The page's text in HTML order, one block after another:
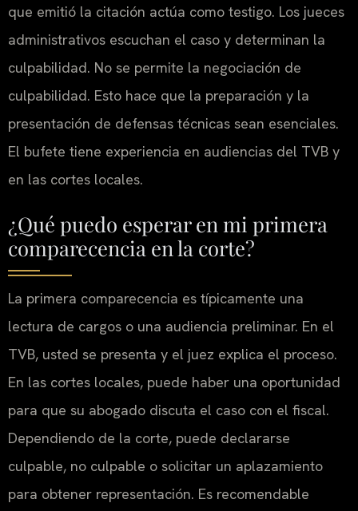
que emitió la citación actúa como testigo. Los jueces
administrativos escuchan el caso y determinan la
culpabilidad. No se permite la negociación de
culpabilidad. Esto hace que la preparación y la
presentación de defensas técnicas sean esenciales.
El bufete tiene experiencia en audiencias del TVB y
en las cortes locales.
¿Qué puedo esperar en mi primera
comparecencia en la corte?
La primera comparecencia es típicamente una
lectura de cargos o una audiencia preliminar. En el
TVB, usted se presenta y el juez explica el proceso.
En las cortes locales, puede haber una oportunidad
para que su abogado discuta el caso con el fiscal.
Dependiendo de la corte, puede declararse
culpable, no culpable o solicitar un aplazamiento
para obtener representación. Es recomendable